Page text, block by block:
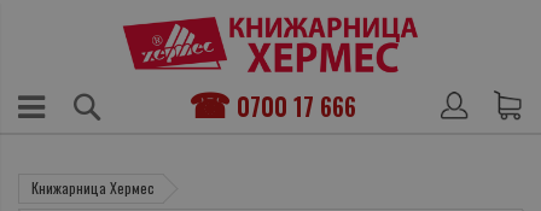
0700 17 666
Книжарница Хермес